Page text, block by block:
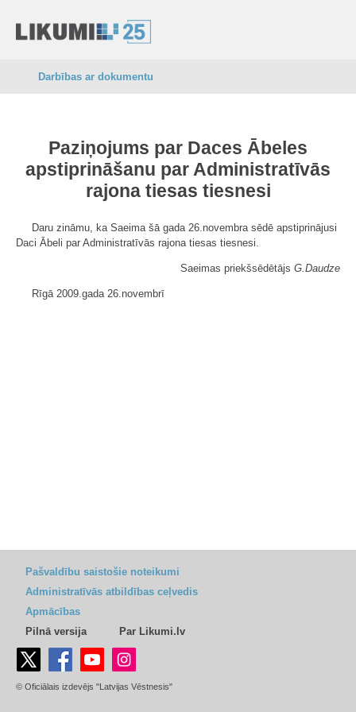
Darbības ar dokumentu
Paziņojums par Daces Ābeles
apstiprināšanu par Administratīvās
rajona tiesas tiesnesi
Daru zināmu, ka Saeima šā gada 26.novembra sēdē apstiprinājusi
Daci Ābeli par Administratīvās rajona tiesas tiesnesi.
Saeimas priekšsēdētājs G.Daudze
Rīgā 2009.gada 26.novembrī
Pašvaldību saistošie noteikumi
Administratīvās atbildības ceļvedis
Apmācības
Pilnā versija
Par Likumi.lv
© Oficiālais izdevējs "Latvijas Vēstnesis"